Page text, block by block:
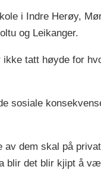
i Indre Herøy,
og Leikanger.
tatt høyde for
sosiale
dem skal på
blir det blir kjipt å